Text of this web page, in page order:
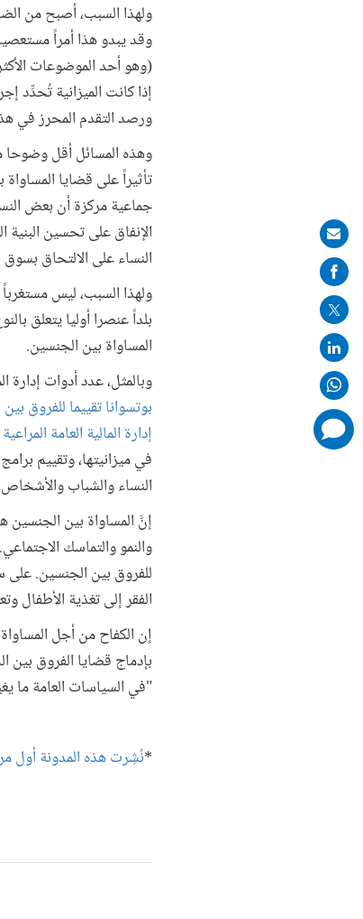
ولهذا السبب، أصبح من
وقد يبدو هذا أمراً
(وهو أحد الموضوعات
إذا كانت الميزانية تُحدِّد
ورصد التقدم المحرز في
وهذه المسائل أقل وضوحا
تأثيراً على قضايا
جماعية مركزة أن بعض
الإنفاق على تحسين
النساء على الالتحاق بسوق
المساواة بين الجنسين.
وبالمثل، عدد أدوات إدارة
بوتسوانا تقييما للفروق
إدارة المالية العامة
في ميزانيتها، وتقييم
النساء والشباب
إنَّ المساواة بين
والنمو والتماسك
للفروق بين الجنسين. على
الفقر إلى تغذية الأطفال
إن الكفاح من أجل
بإدماج قضايا الفروق
"في السياسات العامة ما
*نُشِرت هذه المدونة أول
Share
on
mail
comments
added